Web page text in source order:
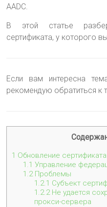
AADC.
В этой статье
сертификата, у которого
Если вам интересна
рекомендую обратиться к
1 Обновление сертификата
1.1 Управление
1.2Проблемы
1.2.1 Субъект
1.2.2Не удается
прокси-сервера